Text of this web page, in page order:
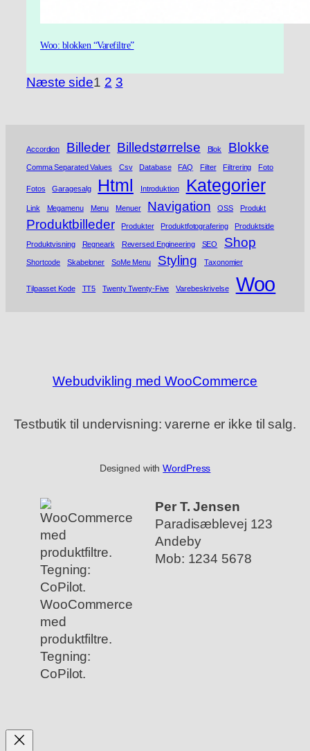
Woo: blokken “Varefiltre”
1 2 3
Næste side
Accordion Billeder Billedstørrelse Blok Blokke
Comma Separated Values Csv Database FAQ Filter Filtrering Foto
Fotos Garagesalg Html Introduktion Kategorier
Link Megamenu Menu Menuer Navigation OSS Produkt
Produktbilleder Produkter Produktfotografering Produktside
Produktvisning Regneark Reversed Engineering SEO Shop
Shortcode Skabeloner SoMe Menu Styling Taxonomier
Tilpasset Kode TT5 Twenty Twenty-Five Varebeskrivelse Woo
Webudvikling med WooCommerce
Testbutik til undervisning: varerne er ikke til salg.
Designed withWordPress
WooCommerce
med
produktfiltre.
Tegning:
CoPilot.
Per T. Jensen
Paradisæblevej 123
Andeby
Mob: 1234 5678